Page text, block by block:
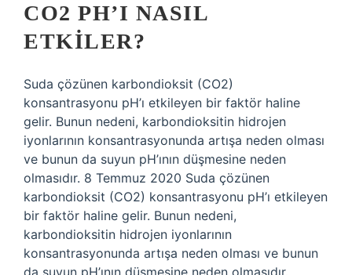
CO2 PH’I NASIL
ETKILER?
Suda çözünen karbondioksit (CO2)
konsantrasyonu pH’ı etkileyen bir faktör haline
gelir. Bunun nedeni, karbondioksitin hidrojen
iyonlarının konsantrasyonunda artışa neden olması
ve bunun da suyun pH’ının düşmesine neden
olmasıdır. 8 Temmuz 2020 Suda çözünen
karbondioksit (CO2) konsantrasyonu pH’ı etkileyen
bir faktör haline gelir. Bunun nedeni,
karbondioksitin hidrojen iyonlarının
konsantrasyonunda artışa neden olması ve bunun
da suyun pH’ının düşmesine neden olmasıdır.